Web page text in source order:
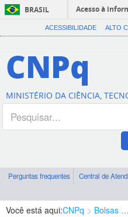
BRASIL
Acesso à
ACESSIBILIDADE ALTO
CNPq
MINISTÉRIO DA CIÊNCIA,
Perguntas frequentes Central de
Você está aqui:CNPq Bolsas e Auxílios Vigentes